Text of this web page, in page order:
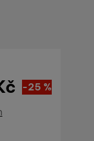
Sleva
682 Kč
(
-25 %